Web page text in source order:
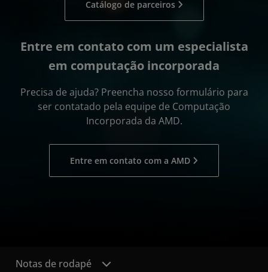
Catálogo de parceiros
Entre em contato com um especialista
em computação incorporada
Precisa de ajuda? Preencha nosso formulário para
ser contatado pela equipe de Computação
Incorporada da AMD.
Entre em contato com a AMD
Notas de rodapé